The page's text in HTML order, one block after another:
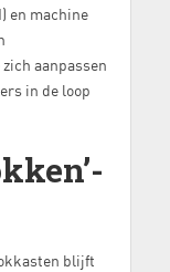
en machine
aanpassen
in de loop
blijft